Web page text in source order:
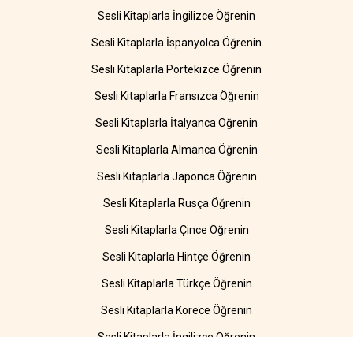
Sesli Kitaplarla İngilizce Öğrenin
Sesli Kitaplarla İspanyolca Öğrenin
Sesli Kitaplarla Portekizce Öğrenin
Sesli Kitaplarla Fransızca Öğrenin
Sesli Kitaplarla İtalyanca Öğrenin
Sesli Kitaplarla Almanca Öğrenin
Sesli Kitaplarla Japonca Öğrenin
Sesli Kitaplarla Rusça Öğrenin
Sesli Kitaplarla Çince Öğrenin
Sesli Kitaplarla Hintçe Öğrenin
Sesli Kitaplarla Türkçe Öğrenin
Sesli Kitaplarla Korece Öğrenin